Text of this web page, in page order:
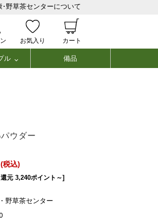
･野草茶センターについて
お気入り カート
ル 備品
ウダー
(税込)
元 3,240ポイント～]
野草茶センター